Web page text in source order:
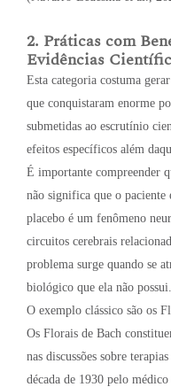
2. Práticas com
Evidências
Esta categoria costuma
que conquistaram enorme
submetidas ao escrutínio
efeitos específicos além
É importante compreender
não significa que o paciente
placebo é um fenômeno
circuitos cerebrais
problema surge quando se
biológico que ela não possui.
O exemplo clássico são os
Os Florais de Bach
nas discussões sobre
década de 1930 pelo